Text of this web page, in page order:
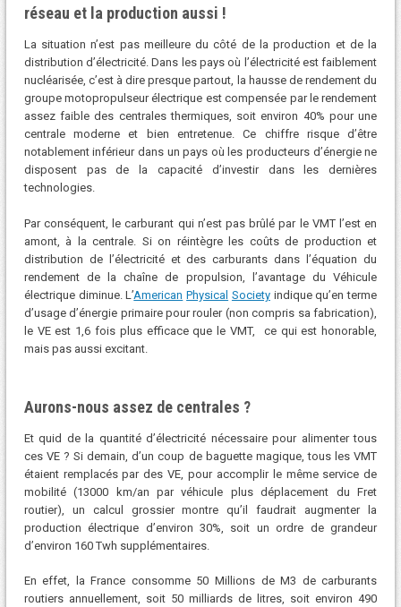
réseau et la production aussi !
La situation n’est pas meilleure du côté de la production et de la
distribution d’électricité. Dans les pays où l’électricité est faiblement
nucléarisée, c’est à dire presque partout, la hausse de rendement du
groupe motopropulseur électrique est compensée par le rendement
assez faible des centrales thermiques, soit environ 40% pour une
centrale moderne et bien entretenue. Ce chiffre risque d’être
notablement inférieur dans un pays où les producteurs d’énergie ne
disposent pas de la capacité d’investir dans les dernières
technologies.
Par conséquent, le carburant qui n’est pas brûlé par le VMT l’est en
amont, à la centrale. Si on réintègre les coûts de production et
distribution de l’électricité et des carburants dans l’équation du
rendement de la chaîne de propulsion, l’avantage du Véhicule
électrique diminue. L’American Physical Societyindique qu’en terme
d’usage d’énergie primaire pour rouler (non compris sa fabrication),
le VE est 1,6 fois plus efficace que le VMT, ce qui est honorable,
mais pas aussi excitant.
Aurons-nous assez de centrales ?
Et quid de la quantité d’électricité nécessaire pour alimenter tous
ces VE ? Si demain, d’un coup de baguette magique, tous les VMT
étaient remplacés par des VE, pour accomplir le même service de
mobilité (13000 km/an par véhicule plus déplacement du Fret
routier), un calcul grossier montre qu’il faudrait augmenter la
production électrique d’environ 30%, soit un ordre de grandeur
d’environ 160 Twh supplémentaires.
En effet, la France consomme 50 Millions de M3 de carburants
routiers annuellement, soit 50 milliards de litres, soit environ 490